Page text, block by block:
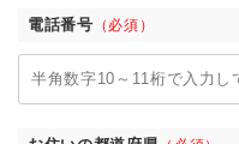
電話番号 （必須）